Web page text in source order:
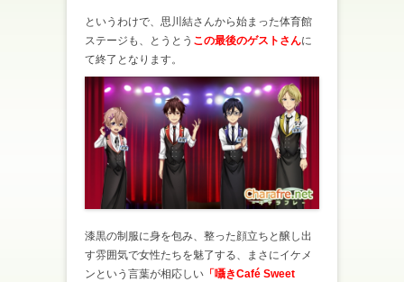
というわけで、思川結さんから始まった体育館
ステージも、とうとう この最後のゲストさんに
て終了となります。
漆黒の制服に身を包み、整った顔立ちと醸し出
す雰囲気で女性たちを魅了する、まさにイケメ
ンという言葉が相応しい 「囁きCafé Sweet